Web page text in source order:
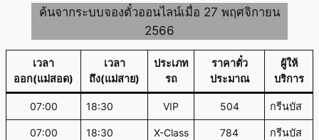
ค้นจากระบบจองตั๋วออนไลน์เมื่อ 27 พฤศจิกายน
2566
เวลา
ออก(แม่สอด)
เวลา
ถึง(แม่สาย)
ประเภท
รถ
ราคาตั๋ว
ประมาณ
ผู้ให้
บริการ
07:00 18:30 VIP 504 กรีนบัส
07:00 18:30 X-Class 784 กรีนบัส